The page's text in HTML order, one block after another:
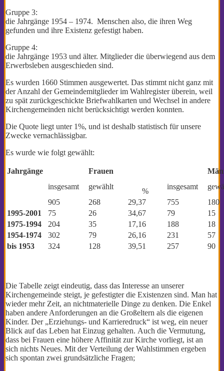
Gruppe 3:
die Jahrgänge 1954 – 1974. Menschen also, die ihren Weg
gefunden und ihre Existenz gefestigt haben.
Gruppe 4:
die Jahrgänge 1953 und älter. Mitglieder die überwiegend aus dem
Erwerbsleben ausgeschieden sind.
Es wurden 1660 Stimmen ausgewertet. Das stimmt nicht ganz mit
der Anzahl der Gemeindemitglieder im Wahlregister überein, weil
zu spät zurückgeschickte Briefwahlkarten und Wechsel in andere
Kirchengemeinden nicht berücksichtigt werden konnten.
Die Quote liegt unter 1%, und ist deshalb statistisch für unsere
Zwecke vernachlässigbar.
Es wurde wie folgt gewählt:
Jahrgänge Frauen
insgesamt
gewählt
%
insgesamt
905
268 29,37 755
180
1995-2001
75 26 34,67 79
15
1975-1994
204 35 17,16 188
18
1954-1974
302 79 26,16 231
57
bis 1953
324 128 39,51 257 90
Die Tabelle zeigt eindeutig, dass das Interesse an unserer
Kirchengemeinde steigt, je gefestigter die Existenzen sind. Man hat
wieder mehr Zeit, an nichtmaterielle Dinge zu denken. Die Enkel
haben andere Anforderungen an die Großeltern als die eigenen
Kinder. Der „Erziehungs- und Karrieredruck“ ist weg, ein neuer
Blick auf das Leben hat Einzug gehalten. Auch die Vermutung,
dass bei Frauen eine höhere Affinität zur Kirche vorliegt, ist an
sich nichts Neues. Mit der Verteilung der Wahlstimmen ergeben
sich spontan zwei grundsätzliche Fragen;